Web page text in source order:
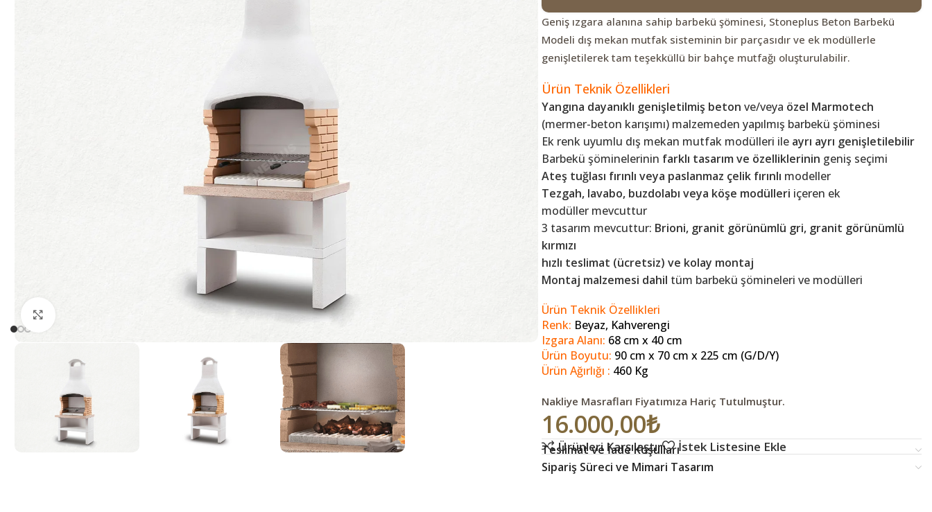
Geniş ızgara alanına sahip barbekü şöminesi, Stoneplus Beton Barbekü
Modeli dış mekan mutfak sisteminin bir parçasıdır ve ek modüllerle
genişletilerek tam teşekküllü bir bahçe mutfağı oluşturulabilir.
Ürün Teknik Özellikleri
Yangına dayanıklı genişletilmiş beton ve/veya özel Marmotech
(mermer-beton karışımı) malzemeden yapılmış barbekü şöminesi
Ek renk uyumlu dış mekan mutfak modülleri ile ayrı ayrı genişletilebilir
Barbekü şöminelerinin farklı tasarım ve özelliklerinin geniş seçimi
Ateş tuğlası fırınlı veya paslanmaz çelik fırınlı modeller
Tezgah, lavabo, buzdolabı veya köşe modülleri içeren ek
modüller mevcuttur
3 tasarım mevcuttur: Brioni, granit görünümlü gri, granit görünümlü
kırmızı
hızlı teslimat (ücretsiz) ve kolay montaj
Montaj malzemesi dahil tüm barbekü şömineleri ve modülleri
Ürün Teknik Özellikleri
Renk: Beyaz, Kahverengi
Izgara Alanı: 68 cm x 40 cm
Ürün Boyutu: 90 cm x 70 cm x 225 cm (G/D/Y)
Ürün Ağırlığı : 460 Kg
Nakliye Masrafları Fiyatımıza Hariç Tutulmuştur.
16.000,00₺
Ürünleri Karşılaştır İstek Listesine Ekle
Teslimat ve İade Koşulları
Sipariş Süreci ve Mimari Tasarım